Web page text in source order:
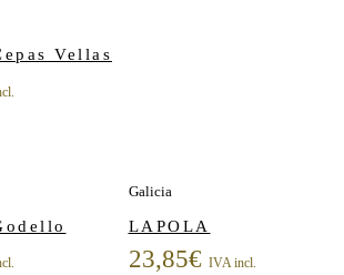
Vellas
Galicia
LAPOLA
23,85€ IVA incl.